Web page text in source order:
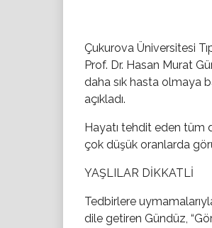
Çukurova Üniversitesi
Prof. Dr. Hasan Murat
daha sık hasta olmaya
açıkladı.
Hayatı tehdit eden tüm
çok düşük oranlarda
YAŞLILAR DİKKATLİ
Tedbirlere
dile getiren Gündüz,